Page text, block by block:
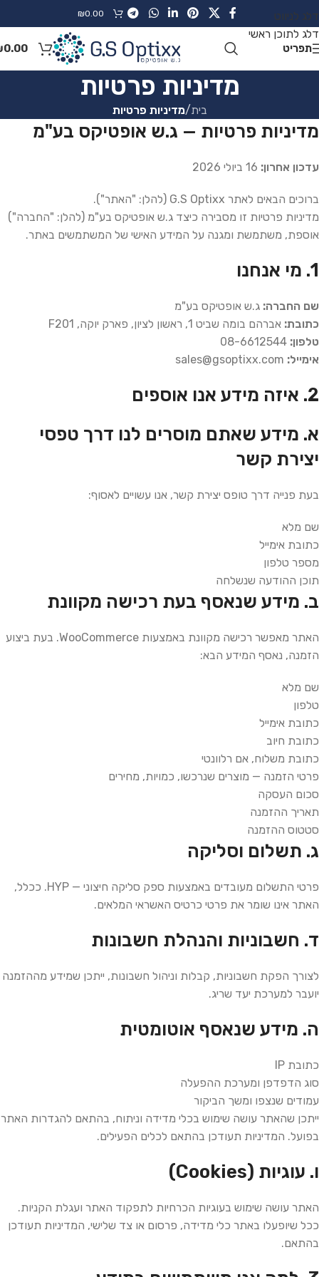
דלג לניווט
דלג לתוכן ראשי
₪0.00
תפריט 0.00
מדיניות פרטיות
בית/מדיניות פרטיות
מדיניות פרטיות — ג.ש אופטיקס בע"מ
עדכון אחרון:
ברוכים הבאים לאתר G.S Optixx (להלן: "האתר").
מדיניות פרטיות זו מסבירה כיצד ג.ש אופטיקס בע"מ (להלן: "החברה")
אוספת, משתמשת ומגנה על המידע האישי של המשתמשים באתר.
1. מי אנחנו
שם החברה: ג.ש אופטיקס בע"מ
כתובת: אברהם בומה שביט 1, ראשון לציון, פארק יוקה, F201
טלפון:
אימייל:
2. איזה מידע אנו אוספים
א. מידע שאתם מוסרים לנו דרך טפסי
יצירת קשר
בעת פנייה דרך טופס יצירת קשר, אנו עשויים לאסוף:
שם מלא
כתובת אימייל
מספר טלפון
תוכן ההודעה שנשלחה
ב. מידע שנאסף בעת רכישה מקוונת
האתר מאפשר רכישה מקוונת באמצעות WooCommerce. בעת ביצוע
הזמנה, נאסף המידע הבא:
שם מלא
טלפון
כתובת אימייל
כתובת חיוב
כתובת משלוח, אם רלוונטי
פרטי הזמנה — מוצרים שנרכשו, כמויות, מחירים
סכום העסקה
תאריך ההזמנה
סטטוס ההזמנה
ג. תשלום וסליקה
פרטי התשלום מעובדים באמצעות ספק סליקה חיצוני — HYP. ככלל,
האתר אינו שומר את פרטי כרטיס האשראי המלאים.
ד. חשבוניות והנהלת חשבונות
לצורך הפקת חשבוניות, קבלות וניהול חשבונות, ייתכן שמידע מההזמנה
יועבר למערכת יעד שריג.
ה. מידע שנאסף אוטומטית
כתובת IP
סוג הדפדפן ומערכת ההפעלה
עמודים שנצפו ומשך הביקור
ייתכן שהאתר עושה שימוש בכלי מדידה וניתוח, בהתאם להגדרות האתר
בפועל. המדיניות תעודכן בהתאם לכלים הפעילים.
ו. עוגיות (Cookies)
האתר עושה שימוש בעוגיות הכרחיות לתפקוד האתר ועגלת הקניות.
ככל שיופעלו באתר כלי מדידה, פרסום או צד שלישי, המדיניות תעודכן
בהתאם.